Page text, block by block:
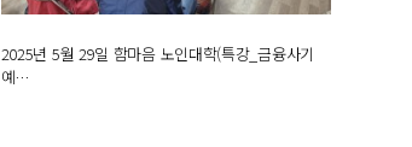
2025년 5월 29일 함마음 노인대학(특강_금융사기
예…